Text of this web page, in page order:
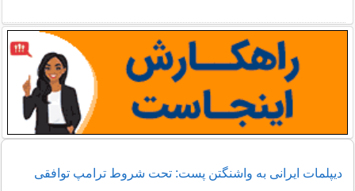
دیپلمات ایرانی به واشنگتن پست: تحت شروط ترامپ توافقی